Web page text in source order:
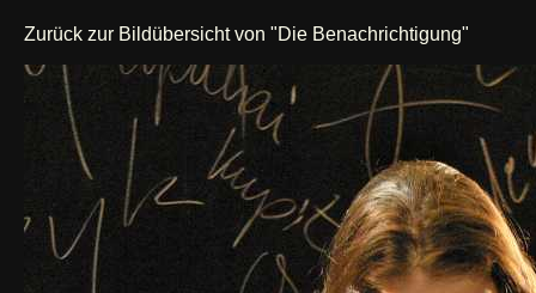
Zurück zur Bildübersicht von "Die Benachrichtigung"